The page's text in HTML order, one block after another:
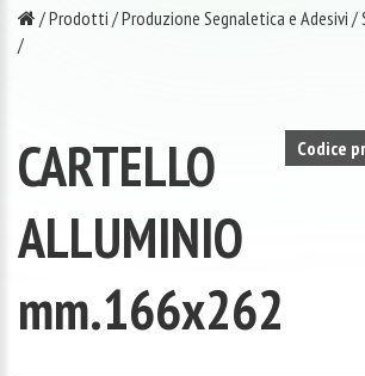
/Prodotti /Produzione Segnaletica e Adesivi /
/
Codice
CARTELLO
ALLUMINIO
mm.166x262